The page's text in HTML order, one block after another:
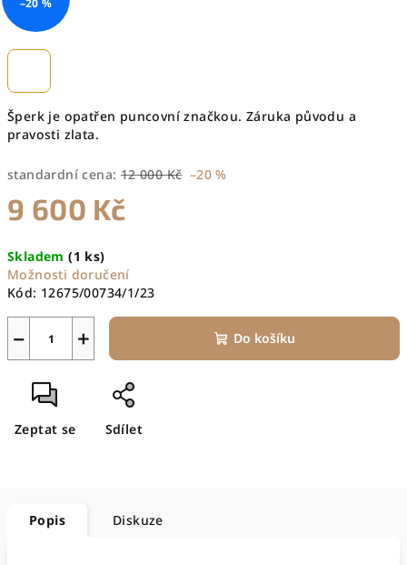
Šperk je opatřen puncovní značkou. Záruka původu a
pravosti zlata.
standardní cena: 12 000 Kč –20 %
9 600 Kč
cena:
Skladem(1 ks)
Možnosti doručení
Kód: 12675/00734/1/23
+
− Do košíku
Zeptat se Sdílet
–20 %
Popis Diskuze